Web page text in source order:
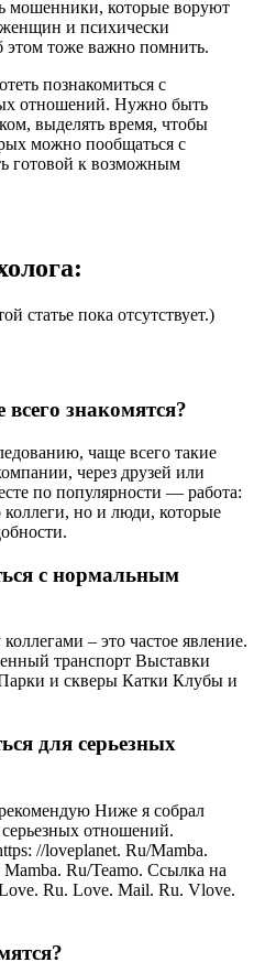
мошенники, которые воруют
и психически
тоже важно помнить.
познакомиться с
отношений. Нужно быть
выделять время, чтобы
можно пообщаться с
готовой к возможным
статье пока отсутствует.)
знакомятся?
чаще всего такие
через друзей или
по популярности — работа:
коллеги, но и люди, которые
с нормальным
– это частое явление.
транспорт Выставки
и скверы Катки Клубы и
для серьезных
Ниже я собрал
отношений.
//loveplanet. Ru/Mamba.
Ru/Teamo. Ссылка на
Ru. Love. Mail. Ru. Vlove.